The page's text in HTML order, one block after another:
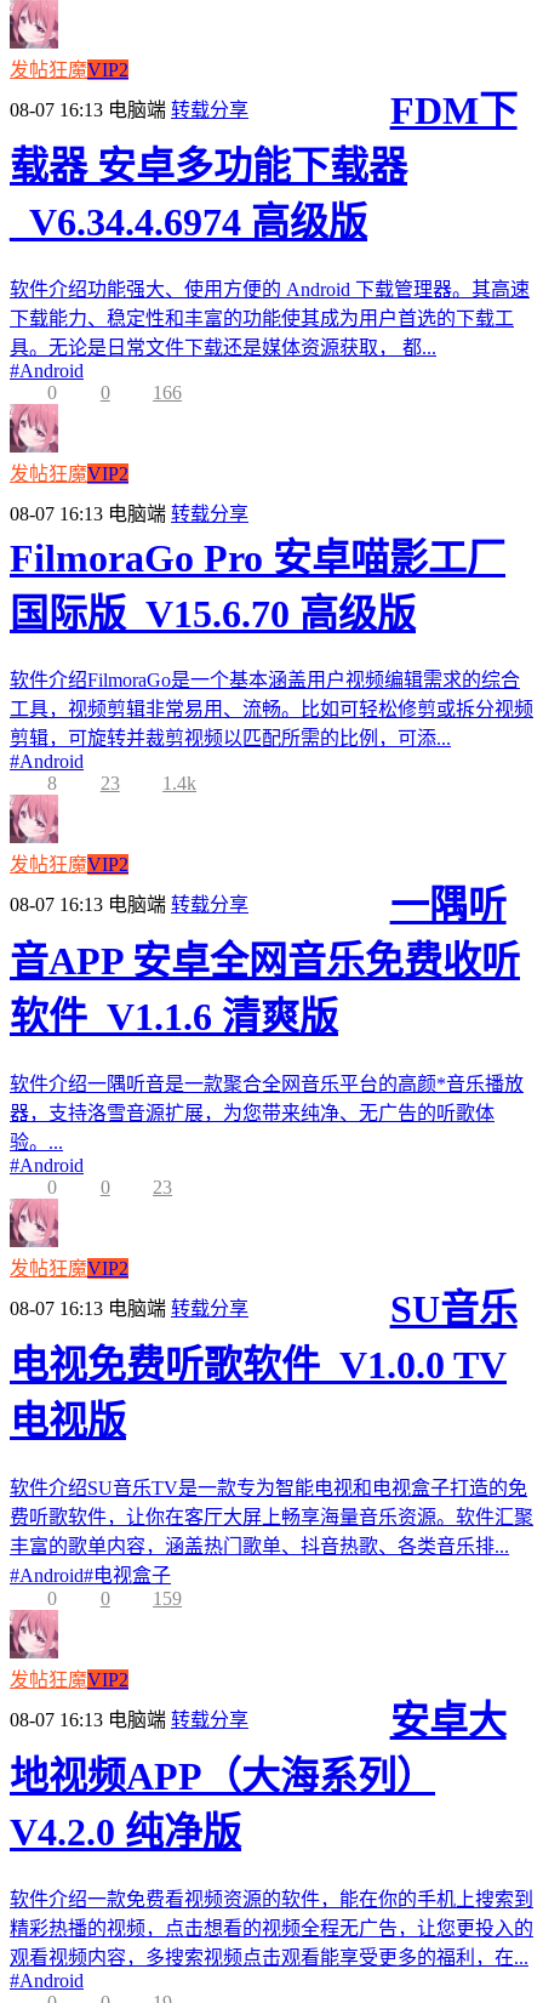
发帖狂魔VIP2
08-07 16:13 电脑端 转载分享
FDM下
载器 安卓多功能下载器
_V6.34.4.6974 高级版
软件介绍功能强大、使用方便的 Android 下载管理器。其高速
下载能力、稳定性和丰富的功能使其成为用户首选的下载工
具。无论是日常文件下载还是媒体资源获取， 都...
#Android
0
0 166
发帖狂魔VIP2
08-07 16:13 电脑端 转载分享
FilmoraGo Pro 安卓喵影工厂
国际版_V15.6.70 高级版
软件介绍FilmoraGo是一个基本涵盖用户视频编辑需求的综合
工具，视频剪辑非常易用、流畅。比如可轻松修剪或拆分视频
剪辑，可旋转并裁剪视频以匹配所需的比例，可添...
#Android
8
23 1.4k
发帖狂魔VIP2
08-07 16:13 电脑端 转载分享
一隅听
音APP 安卓全网音乐免费收听
软件_V1.1.6 清爽版
软件介绍一隅听音是一款聚合全网音乐平台的高颜*音乐播放
器，支持洛雪音源扩展，为您带来纯净、无广告的听歌体
验。...
#Android
0
0 23
发帖狂魔VIP2
08-07 16:13 电脑端 转载分享
SU音乐
电视免费听歌软件_V1.0.0 TV
电视版
软件介绍SU音乐TV是一款专为智能电视和电视盒子打造的免
费听歌软件，让你在客厅大屏上畅享海量音乐资源。软件汇聚
丰富的歌单内容，涵盖热门歌单、抖音热歌、各类音乐排...
#Android#电视盒子
0
0 159
发帖狂魔VIP2
08-07 16:13 电脑端 转载分享
安卓大
地视频APP（大海系列）
V4.2.0 纯净版
软件介绍一款免费看视频资源的软件，能在你的手机上搜索到
精彩热播的视频，点击想看的视频全程无广告，让您更投入的
观看视频内容，多搜索视频点击观看能享受更多的福利，在...
#Android